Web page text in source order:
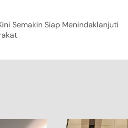
Semakin Siap Menindaklanjuti